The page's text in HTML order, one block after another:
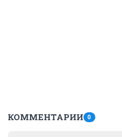
КОММЕНТАРИИ 0